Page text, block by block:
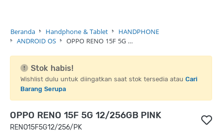
Beranda Handphone & Tablet
HANDPHONE
ANDROID OS
OPPO RENO 15F 5G …
Stok habis!
Wishlist dulu untuk diingatkan saat stok tersedia atau Cari
Barang Serupa
OPPO RENO 15F 5G 12/256GB PINK
RENO15F5G12/256/PK